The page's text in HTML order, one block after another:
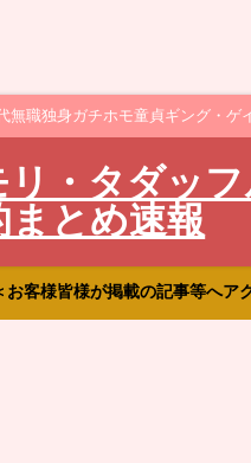
無職独身ガチホモ童貞ギング・
リ・タダッ
まとめ速報
お客様皆様が掲載の記事等へア